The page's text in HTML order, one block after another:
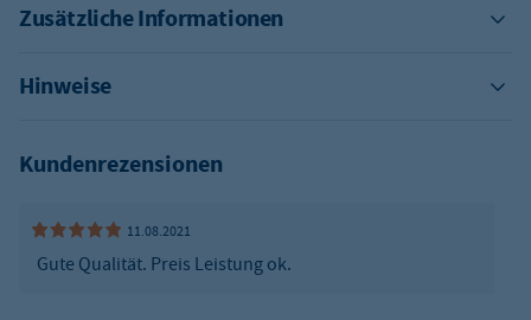
Zusätzliche Informationen
Hinweise
Kundenrezensionen
11.08.2021
Gute Qualität. Preis Leistung ok.